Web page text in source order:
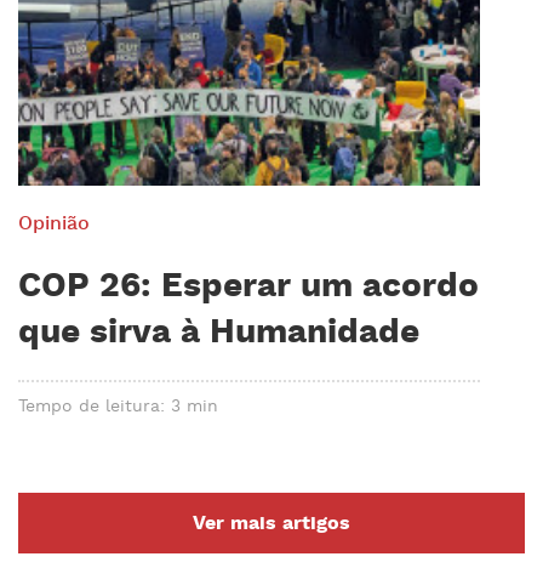
Opinião
COP 26: Esperar um acordo
que sirva à Humanidade
Tempo de leitura: 3 min
Ver mais artigos